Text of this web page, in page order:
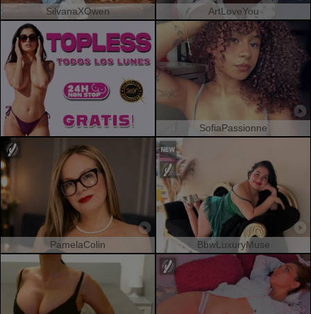
SilvanaXOwen ArtLoveYou
SofiaPassionne
PamelaColin BbwLuxuryMuse